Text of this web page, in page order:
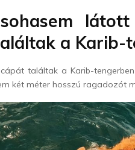
látott
a Karib-
találtak a Karib-
két méter hosszú ragadozót